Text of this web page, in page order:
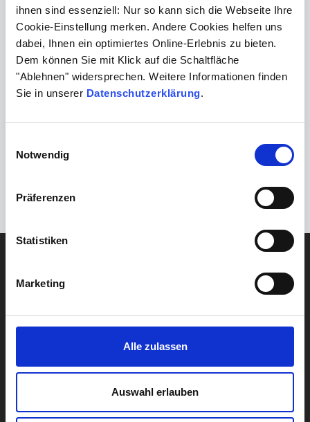
ihnen sind essenziell: Nur so kann sich die Webseite Ihre
Cookie-Einstellung merken. Andere Cookies helfen uns
dabei, Ihnen ein optimiertes Online-Erlebnis zu bieten.
Dem können Sie mit Klick auf die Schaltfläche
"Ablehnen" widersprechen. Weitere Informationen finden
Sie in unserer Datenschutzerklärung.
Notwendig
Präferenzen
Statistiken
Marketing
Alle zulassen
Auswahl erlauben
Deutschland verfügbar.
Hinweise zur Stufendiagnostik einer Hämoglobinopathie
finden Sie auf unserer Webseite:https://www.
bioscientia.de/media/q3obr3kw/ br373_dp-
haemoglobinopathie.pdf
Alzheimer-Demenz und Lecanemab-Therapie
UACR-Wert: Neue Empfehlung für die Nierenprävention